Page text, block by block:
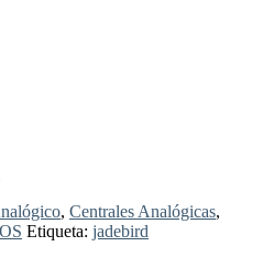
, Centrales Analógicas,
Etiqueta: jadebird